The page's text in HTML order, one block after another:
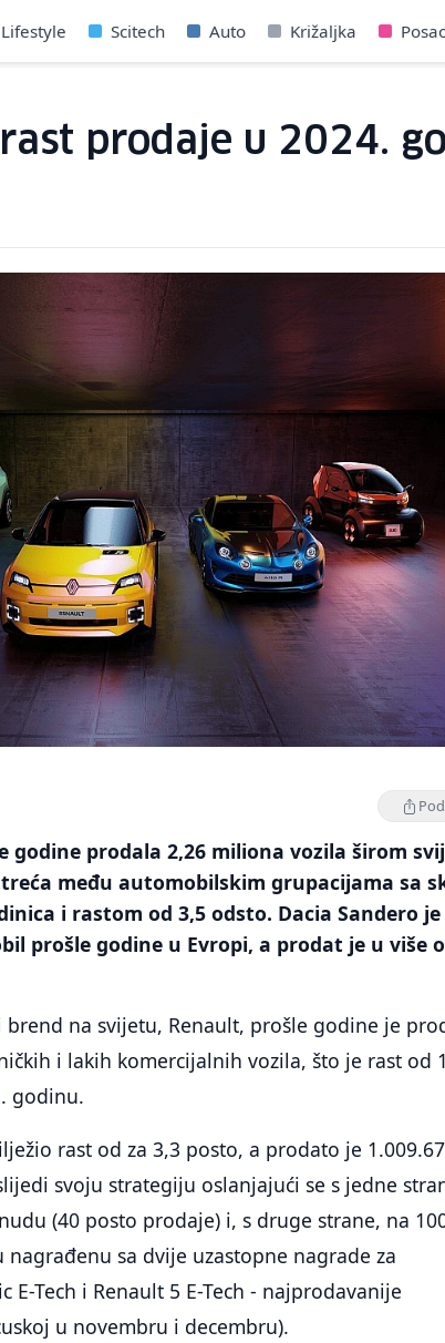
Lifestyle Scitech Auto Križaljka
prodaje u 2024.
godine prodala 2,26 miliona vozila širom
među automobilskim grupacijama sa
i rastom od 3,5 odsto. Dacia Sandero
prošle godine u Evropi, a prodat je u više
na svijetu, Renault, prošle godine je
i lakih komercijalnih vozila, što je rast od
godinu.
rast od za 3,3 posto, a prodato je
svoju strategiju oslanjajući se s jedne
(40 posto prodaje) i, s druge strane, na
sa dvije uzastopne nagrade za
E-Tech i Renault 5 E-Tech - najprodavanije
u novembru i decembru).